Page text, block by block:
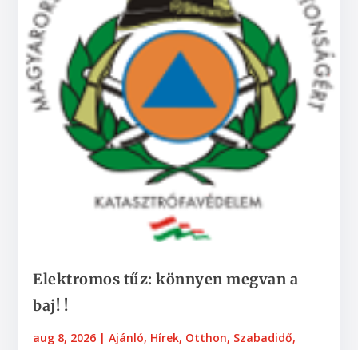
Elektromos tűz: könnyen megvan a
baj! !
aug 8, 2026 |Ajánló, Hírek, Otthon, Szabadidő,